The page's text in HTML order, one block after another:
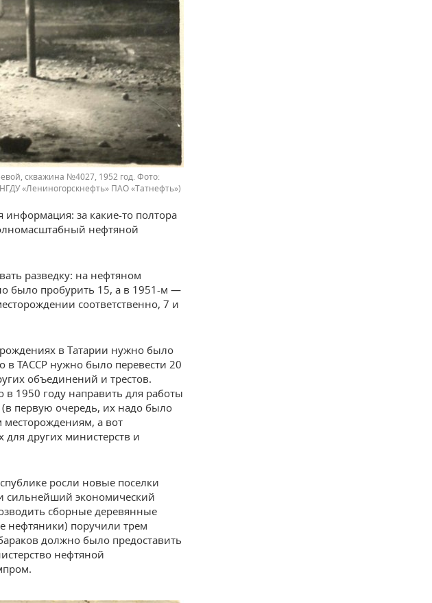
скважина №4027, 1952 год.
«Лениногорскнефть» ПАО «Татнефть»)
информация: за какие-то полтора
нефтяной
разведку: на нефтяном
было пробурить 15, а в 1951-м —
соответственно, 7 и
в Татарии нужно было
в ТАССР нужно было перевести 20
объединений и трестов.
1950 году направить для работы
первую очередь, их надо было
а вот
других министерств и
росли новые поселки
сильнейший экономический
сборные деревянные
нефтяники) поручили трем
должно было предоставить
нефтяной